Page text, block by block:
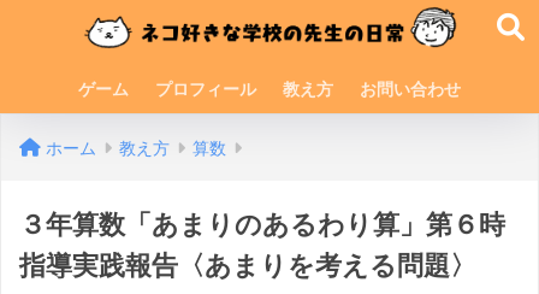
ゲーム プロフィール 教え方 お問い合わせ
ホーム 教え方 算数
３年算数「あまりのあるわり算」第６時
指導実践報告〈あまりを考える問題〉